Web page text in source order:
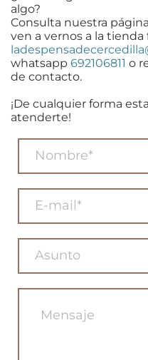
algo?
Consulta nuestra
ven a vernos a la tienda
whatsapp 692106811 o
de contacto.
¡De cualquier forma
atenderte!